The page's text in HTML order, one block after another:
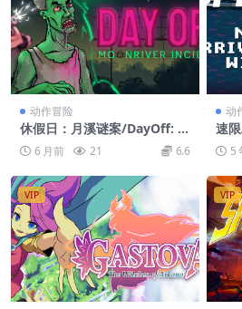
动作冒险
休假日：月溪谜案/DayOff: M
oonriver incident
6 月前 21 6.6
动
速
5
VIP VIP